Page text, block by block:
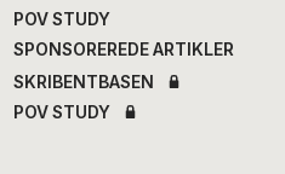
POV STUDY
SPONSOREREDE ARTIKLER
SKRIBENTBASEN
POV STUDY